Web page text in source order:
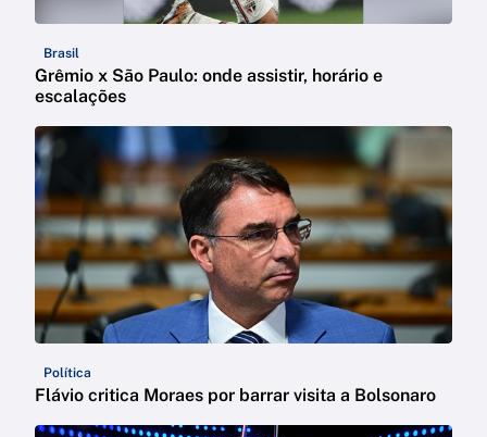
Brasil
Grêmio x São Paulo: onde assistir, horário e
escalações
Política
Flávio critica Moraes por barrar visita a Bolsonaro